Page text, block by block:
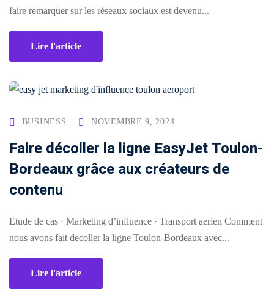
faire remarquer sur les réseaux sociaux est devenu...
Lire l'article
BUSINESS NOVEMBRE 9, 2024
Faire décoller la ligne EasyJet Toulon-
Bordeaux grâce aux créateurs de
contenu
Etude de cas · Marketing d’influence · Transport aerien Comment
nous avons fait decoller la ligne Toulon-Bordeaux avec...
Lire l'article